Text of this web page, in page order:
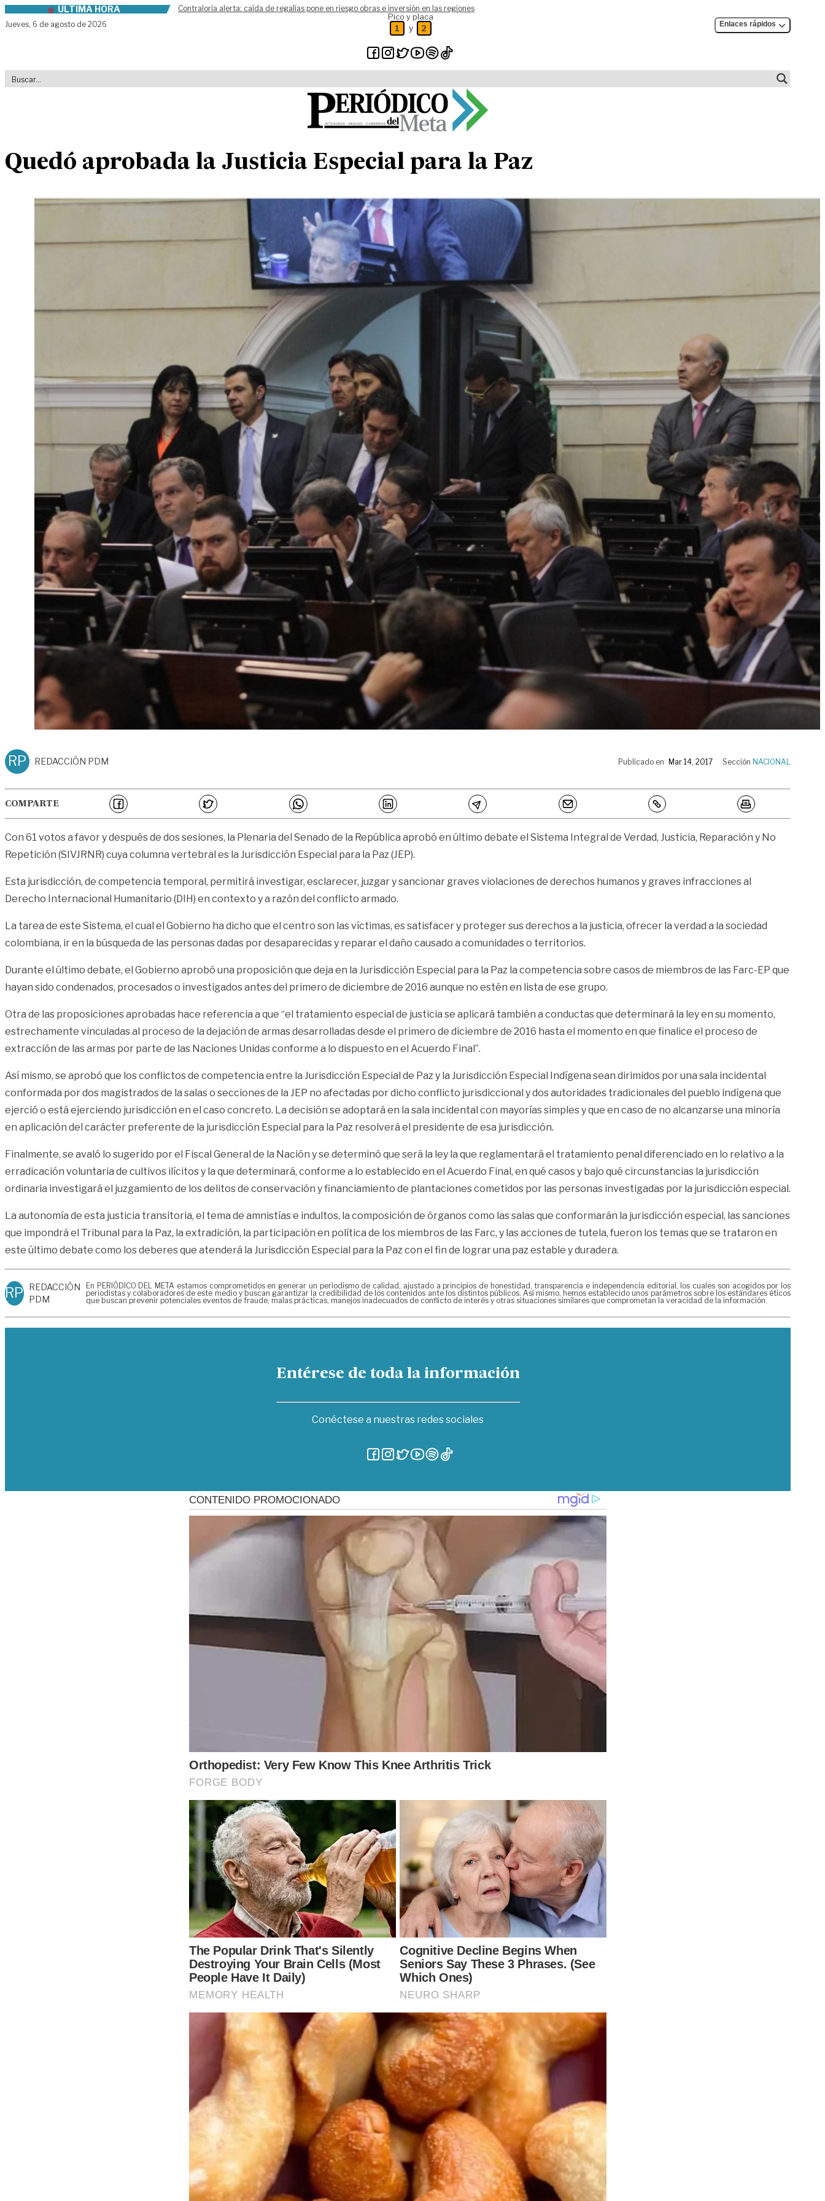
Skip to contentÚLTIMA HORA
Contraloría alerta: caída de regalías pone en riesgo obras e inversión en las regiones
Jueves, 6 de agosto de 2026
Pico y placa
1 y 2 Enlaces rápidos
Quedó aprobada la Justicia Especial para la Paz
RP REDACCIÓN PDM Publicado en Mar 14, 2017 Sección NACIONAL
COMPARTE
Con 61 votos a favor y después de dos sesiones, la Plenaria del Senado de la República aprobó en último debate el Sistema Integral de Verdad, Justicia, Reparación y No
Repetición (SIVJRNR) cuya columna vertebral es la Jurisdicción Especial para la Paz (JEP).
Esta jurisdicción, de competencia temporal, permitirá investigar, esclarecer, juzgar y sancionar graves violaciones de derechos humanos y graves infracciones al
Derecho Internacional Humanitario (DIH) en contexto y a razón del conflicto armado.
La tarea de este Sistema, el cual el Gobierno ha dicho que el centro son las víctimas, es satisfacer y proteger sus derechos a la justicia, ofrecer la verdad a la sociedad
colombiana, ir en la búsqueda de las personas dadas por desaparecidas y reparar el daño causado a comunidades o territorios.
Durante el último debate, el Gobierno aprobó una proposición que deja en la Jurisdicción Especial para la Paz la competencia sobre casos de miembros de las Farc-EP que
hayan sido condenados, procesados o investigados antes del primero de diciembre de 2016 aunque no estén en lista de ese grupo.
Otra de las proposiciones aprobadas hace referencia a que “el tratamiento especial de justicia se aplicará también a conductas que determinará la ley en su momento,
estrechamente vinculadas al proceso de la dejación de armas desarrolladas desde el primero de diciembre de 2016 hasta el momento en que finalice el proceso de
extracción de las armas por parte de las Naciones Unidas conforme a lo dispuesto en el Acuerdo Final”.
Así mismo, se aprobó que los conflictos de competencia entre la Jurisdicción Especial de Paz y la Jurisdicción Especial Indígena sean dirimidos por una sala incidental
conformada por dos magistrados de la salas o secciones de la JEP no afectadas por dicho conflicto jurisdiccional y dos autoridades tradicionales del pueblo indígena que
ejerció o está ejerciendo jurisdicción en el caso concreto. La decisión se adoptará en la sala incidental con mayorías simples y que en caso de no alcanzarse una minoría
en aplicación del carácter preferente de la jurisdicción Especial para la Paz resolverá el presidente de esa jurisdicción.
Finalmente, se avaló lo sugerido por el Fiscal General de la Nación y se determinó que será la ley la que reglamentará el tratamiento penal diferenciado en lo relativo a la
erradicación voluntaria de cultivos ilícitos y la que determinará, conforme a lo establecido en el Acuerdo Final, en qué casos y bajo qué circunstancias la jurisdicción
ordinaria investigará el juzgamiento de los delitos de conservación y financiamiento de plantaciones cometidos por las personas investigadas por la jurisdicción especial.
La autonomía de esta justicia transitoria, el tema de amnistías e indultos, la composición de órganos como las salas que conformarán la jurisdicción especial, las sanciones
que impondrá el Tribunal para la Paz, la extradición, la participación en política de los miembros de las Farc, y las acciones de tutela, fueron los temas que se trataron en
este último debate como los deberes que atenderá la Jurisdicción Especial para la Paz con el fin de lograr una paz estable y duradera.
RP REDACCIÓN
PDM
En PERIÓDICO DEL META estamos comprometidos en generar un periodismo de calidad, ajustado a principios de honestidad, transparencia e independencia editorial, los cuales son acogidos por los
periodistas y colaboradores de este medio y buscan garantizar la credibilidad de los contenidos ante los distintos públicos. Así mismo, hemos establecido unos parámetros sobre los estándares éticos
que buscan prevenir potenciales eventos de fraude, malas prácticas, manejos inadecuados de conflicto de interés y otras situaciones similares que comprometan la veracidad de la información.
Entérese de toda la información
Conéctese a nuestras redes sociales